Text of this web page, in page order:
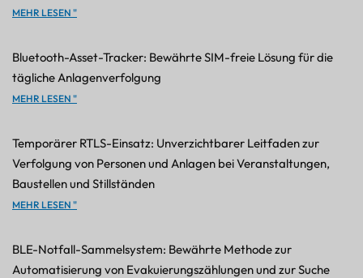
MEHR LESEN "
Bluetooth-Asset-Tracker: Bewährte SIM-freie Lösung für die
tägliche Anlagenverfolgung
MEHR LESEN "
Temporärer RTLS-Einsatz: Unverzichtbarer Leitfaden zur
Verfolgung von Personen und Anlagen bei Veranstaltungen,
Baustellen und Stillständen
MEHR LESEN "
BLE-Notfall-Sammelsystem: Bewährte Methode zur
Automatisierung von Evakuierungszählungen und zur Suche